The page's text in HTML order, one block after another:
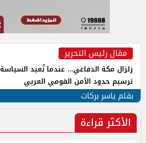
مقال رئيس التحرير
زلزال مكة الدفاعي... عندما تُعيد السياسة
ترسيم حدود الأمن القومي العربي
بقلم ياسر بركات
الأكثر قراءة